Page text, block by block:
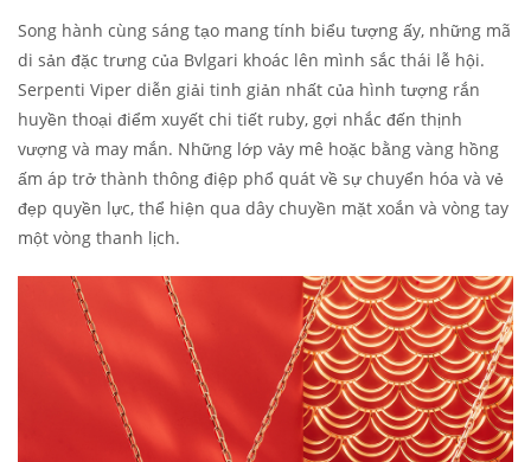
Song hành cùng sáng tạo mang tính biểu tượng ấy, những mã
di sản đặc trưng của Bvlgari khoác lên mình sắc thái lễ hội.
Serpenti Viper diễn giải tinh giản nhất của hình tượng rắn
huyền thoại điểm xuyết chi tiết ruby, gợi nhắc đến thịnh
vượng và may mắn. Những lớp vảy mê hoặc bằng vàng hồng
ấm áp trở thành thông điệp phổ quát về sự chuyển hóa và vẻ
đẹp quyền lực, thể hiện qua dây chuyền mặt xoắn và vòng tay
một vòng thanh lịch.